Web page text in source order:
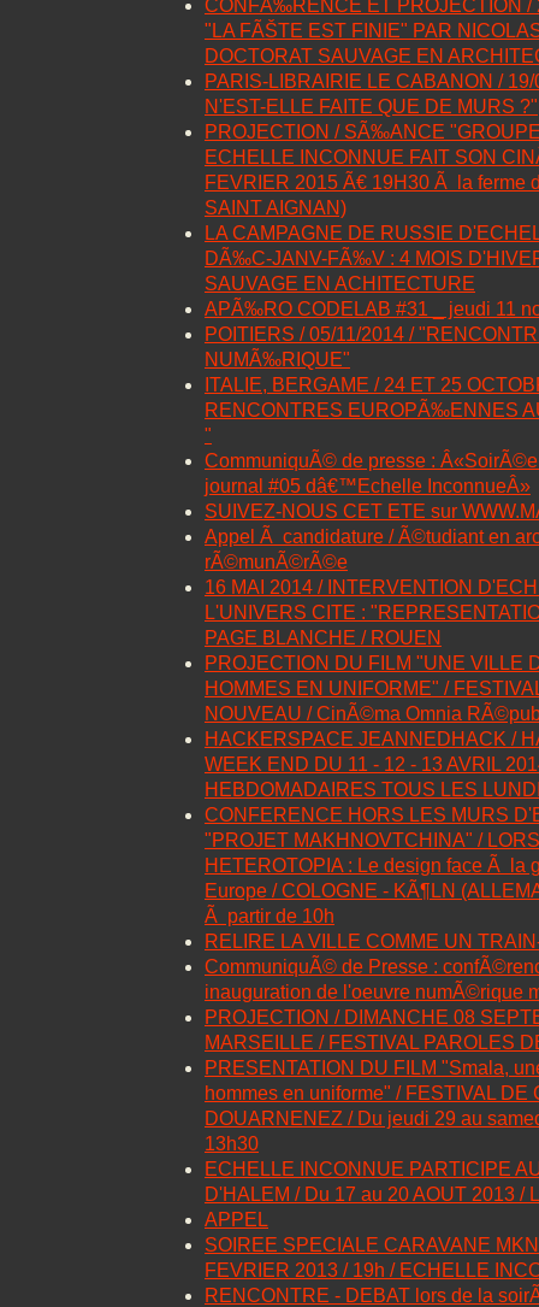
CONFÃ‰RENCE ET PROJECTION /
"LA FÃŠTE EST FINIE" PAR
DOCTORAT SAUVAGE EN
PARIS-LIBRAIRIE LE CABANON /
N'EST-ELLE FAITE QUE DE MURS ?"
PROJECTION / SÃ‰ANCE
ECHELLE INCONNUE FAIT SON
FEVRIER 2015 Ã€ 19H30 Ã la ferme
SAINT AIGNAN)
LA CAMPAGNE DE RUSSIE
DÃ‰C-JANV-FÃ‰V : 4 MOIS
SAUVAGE EN ACHITECTURE
APÃ‰RO CODELAB #31 _ jeudi 11
POITIERS / 05/11/2014 /
NUMÃ‰RIQUE"
ITALIE, BERGAME / 24 ET 25
RENCONTRES EUROPÃ‰ENNES
"
CommuniquÃ© de presse :
journal #05 dâ€™Echelle InconnueÂ»
SUIVEZ-NOUS CET ETE sur
Appel Ã candidature / Ã©tudiant en
rÃ©munÃ©rÃ©e
16 MAI 2014 / INTERVENTION
L'UNIVERS CITE :
PAGE BLANCHE / ROUEN
PROJECTION DU FILM "UNE VILLE
HOMMES EN UNIFORME" /
NOUVEAU / CinÃ©ma Omnia
HACKERSPACE JEANNEDHACK /
WEEK END DU 11 - 12 - 13 AVRIL
HEBDOMADAIRES TOUS LES
CONFERENCE HORS LES MURS
"PROJET MAKHNOVTCHINA" /
HETEROTOPIA : Le design face Ã la
Europe / COLOGNE - KÃ¶LN
Ã partir de 10h
RELIRE LA VILLE COMME UN
CommuniquÃ© de Presse :
inauguration de l'oeuvre numÃ©rique
PROJECTION / DIMANCHE 08
MARSEILLE / FESTIVAL PAROLES
PRESENTATION DU FILM "Smala,
hommes en uniforme" / FESTIVAL
DOUARNENEZ / Du jeudi 29 au
13h30
ECHELLE INCONNUE PARTICIPE
D'HALEM / Du 17 au 20 AOUT 2013 /
APPEL
SOIREE SPECIALE CARAVANE
FEVRIER 2013 / 19h / ECHELLE
RENCONTRE - DEBAT lors de la